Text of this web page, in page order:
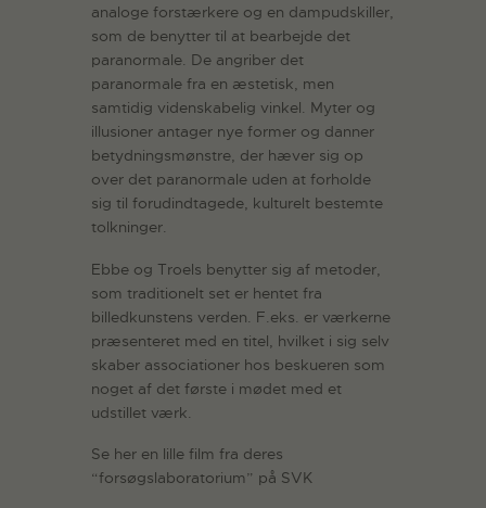
analoge forstærkere og en dampudskiller,
som de benytter til at bearbejde det
paranormale. De angriber det
paranormale fra en æstetisk, men
samtidig videnskabelig vinkel. Myter og
illusioner antager nye former og danner
betydningsmønstre, der hæver sig op
over det paranormale uden at forholde
sig til forudindtagede, kulturelt bestemte
tolkninger.
Ebbe og Troels benytter sig af metoder,
som traditionelt set er hentet fra
billedkunstens verden. F.eks. er værkerne
præsenteret med en titel, hvilket i sig selv
skaber associationer hos beskueren som
noget af det første i mødet med et
udstillet værk.
Se her en lille film fra deres
“forsøgslaboratorium” på SVK